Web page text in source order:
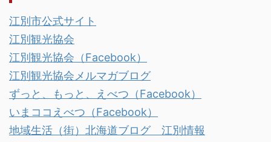
江別市公式サイト
江別観光協会
江別観光協会（Facebook）
江別観光協会メルマガブログ
ずっと、もっと、えべつ（Facebook）
いまココえべつ（Facebook）
地域生活（街）北海道ブログ 江別情報